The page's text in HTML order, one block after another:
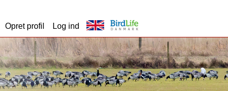
Opret profil Log ind